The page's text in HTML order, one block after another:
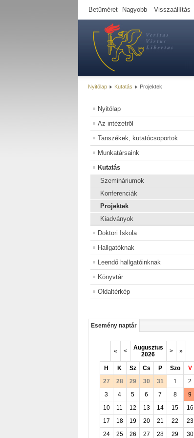
Betűméret Nagyobb Visszaállítás
Nyitólap Kutatás Projektek
Nyitólap
Az intézetről
Tanszékek, kutatócsoportok
Munkatársaink
Kutatás
Szemináriumok
Konferenciák
Projektek
Kiadványok
Doktori Iskola
Hallgatóknak
Leendő hallgatóinknak
Könyvtár
Oldaltérkép
Esemény naptár
« <
Augusztus
2026
> »
H K Sz Cs P Szo
V
27
28 29 30 31 1
2
3
4 5 6 7 8
9
10
11 12 13 14 15
16
17
18 19 20 21 22
23
24
25 26 27 28 29 30